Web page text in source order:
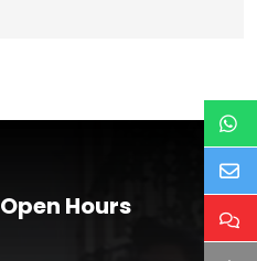
Open Hours